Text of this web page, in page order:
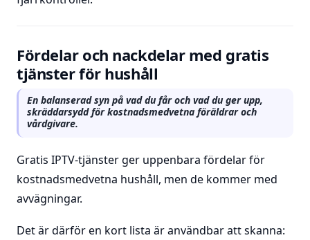
Fördelar och nackdelar med gratis
tjänster för hushåll
En balanserad syn på vad du får och vad du ger upp,
skräddarsydd för kostnadsmedvetna föräldrar och
vårdgivare.
Gratis IPTV-tjänster ger uppenbara fördelar för
kostnadsmedvetna hushåll, men de kommer med
avvägningar.
Det är därför en kort lista är användbar att skanna: